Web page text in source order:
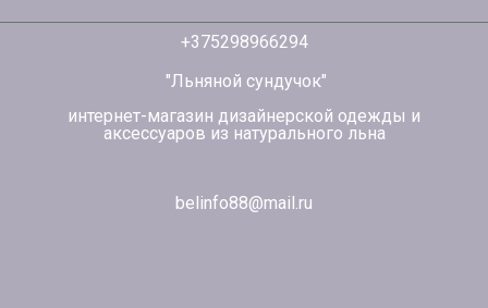
+375298966294
"Льняной сундучок"
интернет-магазин дизайнерской одежды и
аксессуаров из натурального льна
belinfo88@mail.ru